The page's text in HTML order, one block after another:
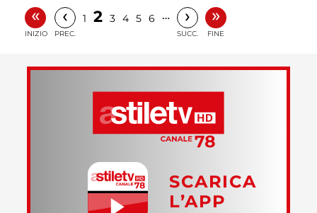
«
INIZIO
‹
PREC.
1 2 3 4 5 6 … ›
SUCC.
»
FINE
SCARICA
L’APP